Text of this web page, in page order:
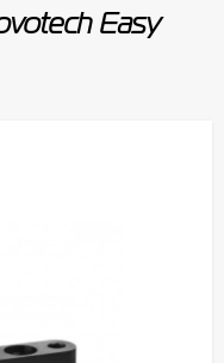
Easy